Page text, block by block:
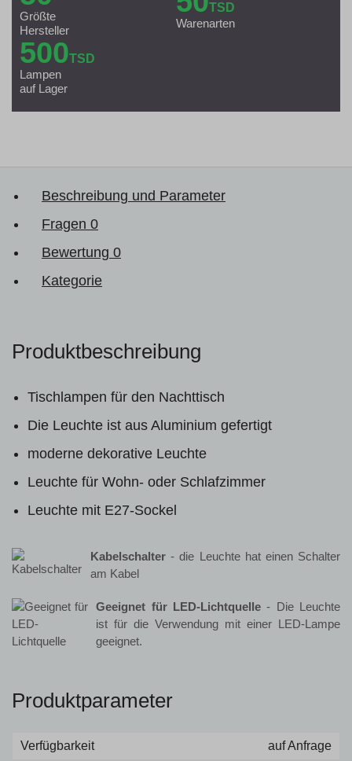
Größte
Hersteller
TSD
Warenarten
500TSD
Lampen
auf Lager
Beschreibung und Parameter
Fragen 0
Bewertung 0
Kategorie
Produktbeschreibung
Tischlampen für den Nachttisch
Die Leuchte ist aus Aluminium gefertigt
moderne dekorative Leuchte
Leuchte für Wohn- oder Schlafzimmer
Leuchte mit E27-Sockel
Kabelschalter - die Leuchte hat einen Schalter
am Kabel
Geeignet für LED-Lichtquelle - Die Leuchte
ist für die Verwendung mit einer LED-Lampe
geeignet.
Produktparameter
Verfügbarkeit auf Anfrage